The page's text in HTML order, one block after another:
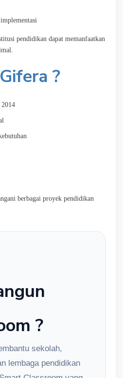
pendidikan dapat memanfaatkan
?
2014
berbagai proyek pendidikan
?
sekolah,
lembaga pendidikan